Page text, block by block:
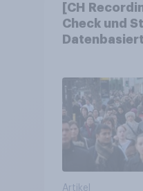
[CH
Check und
Artikel